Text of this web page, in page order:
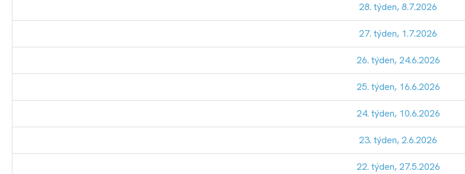
28. týden, 8.7.2026
27. týden, 1.7.2026
26. týden, 24.6.2026
25. týden, 16.6.2026
24. týden, 10.6.2026
23. týden, 2.6.2026
22. týden, 27.5.2026